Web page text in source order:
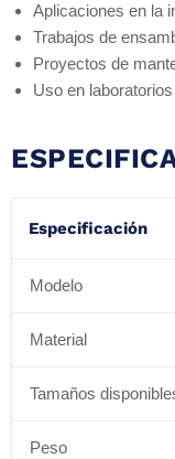
Aplicaciones en la
Trabajos de
Proyectos de
Uso en
Especificación
Modelo
Material
Tamaños
Peso